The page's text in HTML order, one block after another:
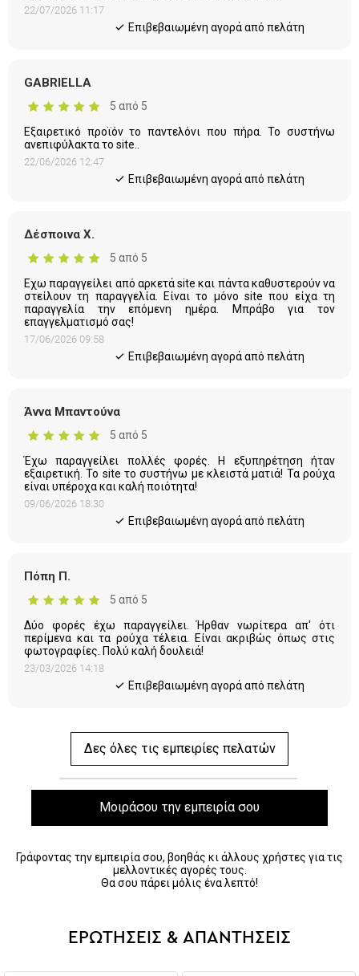
22/07/2026 11:17
Eπιβεβαιωμένη αγορά από πελάτη
GABRIELLA
5 από 5
Εξαιρετικό προϊόν το παντελόνι που πήρα. Το συστήνω
ανεπιφύλακτα το site..
22/06/2026 12:47
Eπιβεβαιωμένη αγορά από πελάτη
Δέσποινα Χ.
5 από 5
Εχω παραγγείλει από αρκετά site και πάντα καθυστερούν να
στείλουν τη παραγγελία. Είναι το μόνο site που είχα τη
παραγγελία την επόμενη ημέρα. Μπράβο για τον
επαγγελματισμό σας!
17/06/2026 09:58
Eπιβεβαιωμένη αγορά από πελάτη
Άννα Μπαντούνα
5 από 5
Έχω παραγγείλει πολλές φορές. Η εξυπηρέτηση ήταν
εξαιρετική. Το site το συστήνω με κλειστά ματιά! Τα ρούχα
είναι υπέροχα και καλή ποιότητα!
09/06/2026 18:30
Eπιβεβαιωμένη αγορά από πελάτη
Πόπη Π.
5 από 5
Δύο φορές έχω παραγγείλει. Ήρθαν νωρίτερα απ' ότι
περίμενα και τα ρούχα τέλεια. Είναι ακριβώς όπως στις
φωτογραφίες. Πολύ καλή δουλειά!
23/03/2026 14:18
Eπιβεβαιωμένη αγορά από πελάτη
Δες όλες τις εμπειρίες πελατών
Μοιράσου την εμπειρία σου
Γράφοντας την εμπειρία σου, βοηθάς κι άλλους χρήστες για τις
μελλοντικές αγορές τους.
Θα σου πάρει μόλις ένα λεπτό!
ΕΡΩΤΗΣΕΙΣ & ΑΠΑΝΤΗΣΕΙΣ